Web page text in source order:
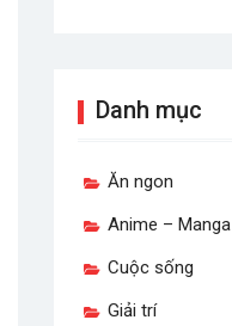
Danh mục
Ăn ngon
Anime – Manga
Cuộc sống
Giải trí